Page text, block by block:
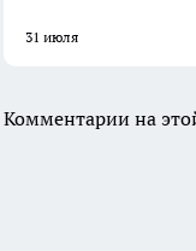
31 июля
Комментарии на